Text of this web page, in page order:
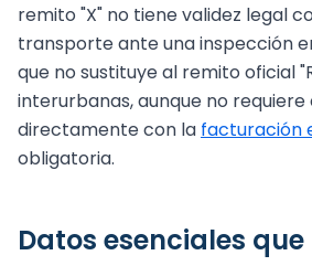
remito "X" no tiene validez legal
transporte ante una inspección
que no sustituye al remito oficial
interurbanas, aunque no requiere
directamente con la facturación
obligatoria.
Datos esenciales que no pueden